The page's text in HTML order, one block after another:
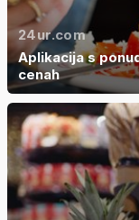
24ur.com
Aplikacija s
cenah